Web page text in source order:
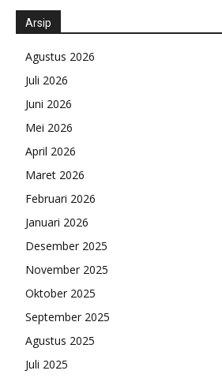
Arsip
Agustus 2026
Juli 2026
Juni 2026
Mei 2026
April 2026
Maret 2026
Februari 2026
Januari 2026
Desember 2025
November 2025
Oktober 2025
September 2025
Agustus 2025
Juli 2025